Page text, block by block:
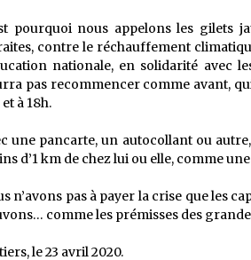
pourquoi nous appelons les gilets
contre le réchauffement
nationale, en solidarité avec
pas recommencer comme avant,
et à 18h.
une pancarte, un autocollant ou
d’1 km de chez lui ou elle, comme
n’avons pas à payer la crise que les
comme les prémisses des
le 23 avril 2020.